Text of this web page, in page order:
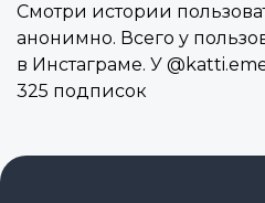
Смотри истории
анонимно. Всего у
в Инстаграме. У
325 подписок